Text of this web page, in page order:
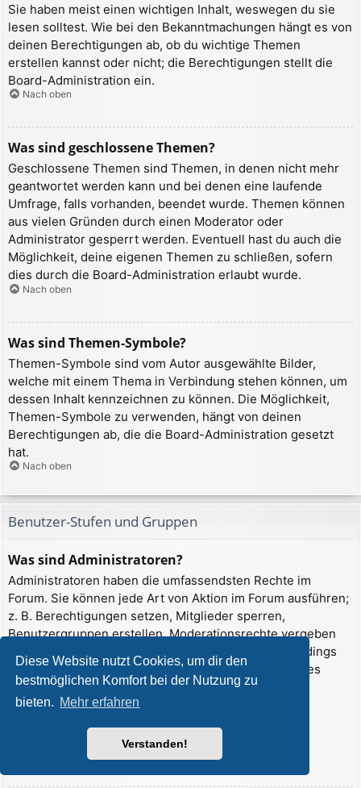
Diese Website nutzt Cookies, um dir den
bestmöglichen Komfort bei der Nutzung zu
bieten. Mehr erfahren
Verstanden!
Sie haben meist einen wichtigen Inhalt, weswegen du sie
lesen solltest. Wie bei den Bekanntmachungen hängt es von
deinen Berechtigungen ab, ob du wichtige Themen
erstellen kannst oder nicht; die Berechtigungen stellt die
Board-Administration ein.
Nach oben
Was sind geschlossene Themen?
Geschlossene Themen sind Themen, in denen nicht mehr
geantwortet werden kann und bei denen eine laufende
Umfrage, falls vorhanden, beendet wurde. Themen können
aus vielen Gründen durch einen Moderator oder
Administrator gesperrt werden. Eventuell hast du auch die
Möglichkeit, deine eigenen Themen zu schließen, sofern
dies durch die Board-Administration erlaubt wurde.
Nach oben
Was sind Themen-Symbole?
Themen-Symbole sind vom Autor ausgewählte Bilder,
welche mit einem Thema in Verbindung stehen können, um
dessen Inhalt kennzeichnen zu können. Die Möglichkeit,
Themen-Symbole zu verwenden, hängt von deinen
Berechtigungen ab, die die Board-Administration gesetzt
hat.
Nach oben
Benutzer-Stufen und Gruppen
Was sind Administratoren?
Administratoren haben die umfassendsten Rechte im
Forum. Sie können jede Art von Aktion im Forum ausführen;
z. B. Berechtigungen setzen, Mitglieder sperren,
Benutzergruppen erstellen, Moderationsrechte vergeben
usw. Die Rechte, die ein Administrator hat, sind allerdings
davon abhängig, welche Rechte ihnen ein Gründer des
Forums oder ein anderer Administrator erteilt hat.
Administratoren können auch volle
entsprechende Recht erteilt wurde.